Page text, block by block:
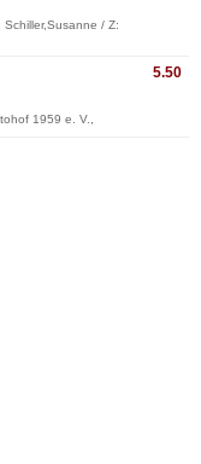
/ Z:
5.50
1959 e. V.,